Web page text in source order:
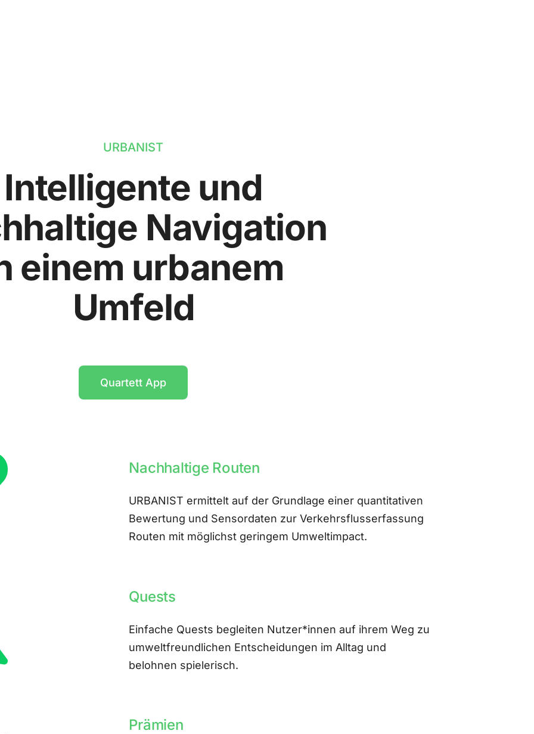
URBANIST
Intelligente und
Navigation
einem urbanem
Umfeld
Quartett App
Nachhaltige Routen
URBANIST ermittelt auf der Grundlage einer quantitativen
Bewertung und Sensordaten zur Verkehrsflusserfassung
Routen mit möglichst geringem Umweltimpact.
Quests
Einfache Quests begleiten Nutzer*innen auf ihrem Weg zu
umweltfreundlichen Entscheidungen im Alltag und
belohnen spielerisch.
Prämien